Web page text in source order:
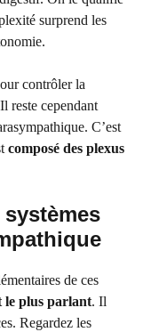
surprend les
contrôler la
reste cependant
C’est
composé des plexus
de ces
le plus parlant. Il
Regardez les